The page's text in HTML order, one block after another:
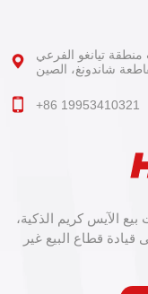
الآيس كريم الذكية،
قيادة قطاع البيع غير
شاندونغ، الصين
+86 19953410321